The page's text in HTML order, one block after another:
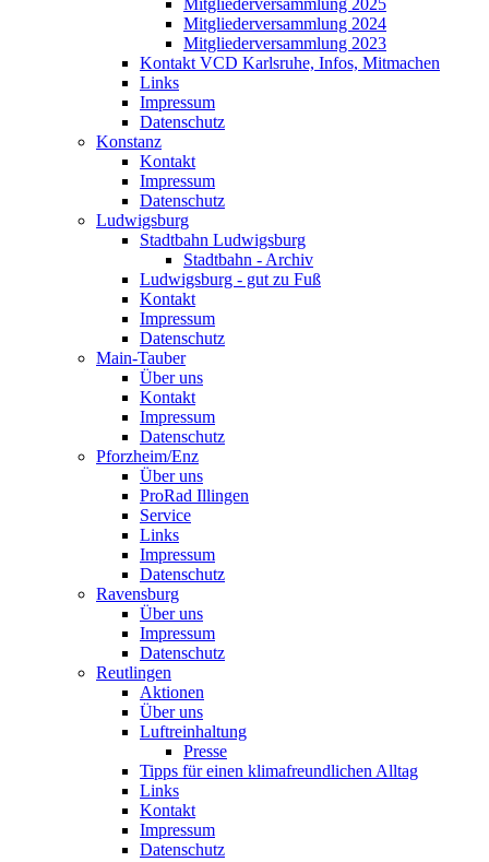
Mitgliederversammlung 2025
Mitgliederversammlung 2024
Mitgliederversammlung 2023
Kontakt VCD Karlsruhe, Infos, Mitmachen
Links
Impressum
Datenschutz
Konstanz
Kontakt
Impressum
Datenschutz
Ludwigsburg
Stadtbahn Ludwigsburg
Stadtbahn - Archiv
Ludwigsburg - gut zu Fuß
Kontakt
Impressum
Datenschutz
Main-Tauber
Über uns
Kontakt
Impressum
Datenschutz
Pforzheim/Enz
Über uns
ProRad Illingen
Service
Links
Impressum
Datenschutz
Ravensburg
Über uns
Impressum
Datenschutz
Reutlingen
Aktionen
Über uns
Luftreinhaltung
Presse
Tipps für einen klimafreundlichen Alltag
Links
Kontakt
Impressum
Datenschutz